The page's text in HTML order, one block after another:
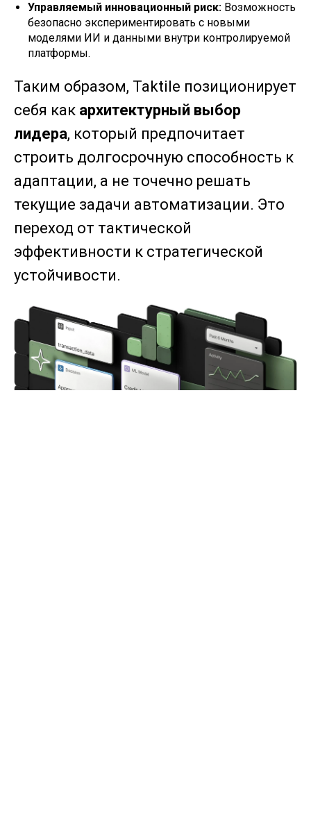
Управляемый инновационный риск: Возможность
безопасно экспериментировать с новыми
моделями ИИ и данными внутри контролируемой
платформы.
Таким образом, Taktile позиционирует
себя как архитектурный выбор
лидера, который предпочитает
строить долгосрочную способность к
адаптации, а не точечно решать
текущие задачи автоматизации. Это
переход от тактической
эффективности к стратегической
устойчивости.